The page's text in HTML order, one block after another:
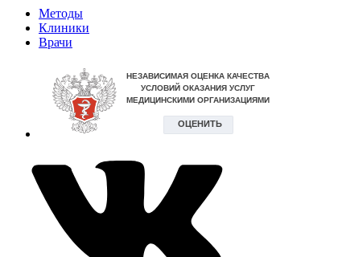
Методы
Клиники
Врачи